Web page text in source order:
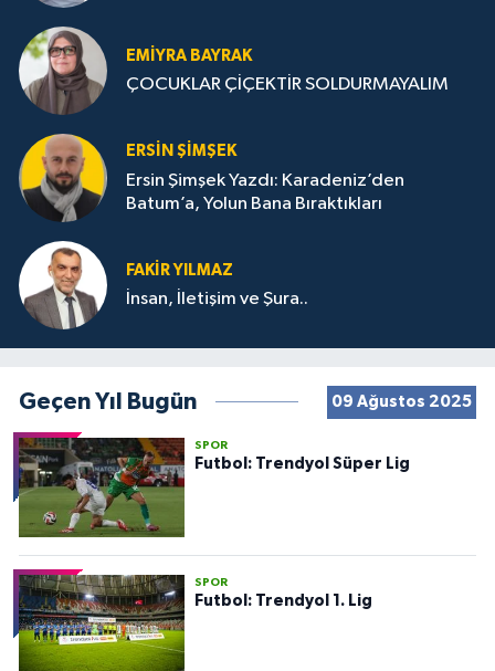
EMIYRA BAYRAK
ÇOCUKLAR ÇİÇEKTİR SOLDURMAYALIM
ERSIN ŞIMŞEK
Ersin Şimşek Yazdı: Karadeniz’den
Batum’a, Yolun Bana Bıraktıkları
FAKIR YILMAZ
İnsan, İletişim ve Şura..
Geçen Yıl Bugün 09 Ağustos 2025
SPOR
Futbol: Trendyol Süper Lig
SPOR
Futbol: Trendyol 1. Lig